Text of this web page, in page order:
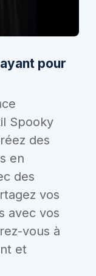
pour
Spooky
des
en
des
vos
avec vos
vous à
et